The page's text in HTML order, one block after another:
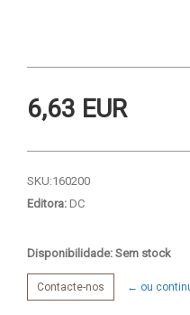
6,63 EUR
SKU:160200
Editora: DC
Disponibilidade: Sem stock
Contacte-nos ← ou